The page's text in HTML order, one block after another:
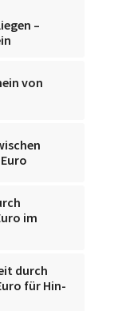
–
von
im
durch
für Hin-